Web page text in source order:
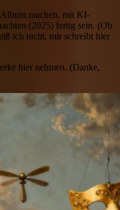
machen, mit KI-
(2025) fertig sein. (Ob
ich nicht, mir schreibt hier
hier nehmen. (Danke,